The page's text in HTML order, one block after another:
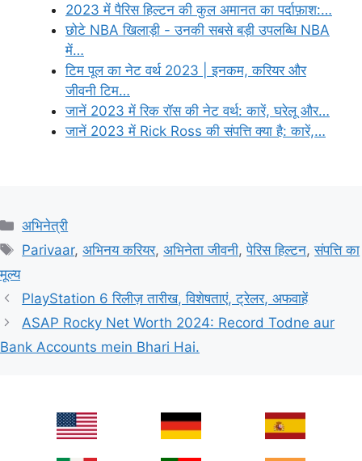
2023 में पैरिस हिल्टन की कुल अमानत का पर्दाफ़ाश:…
छोटे NBA खिलाड़ी - उनकी सबसे बड़ी उपलब्धि NBA
में…
टिम पूल का नेट वर्थ 2023 | इनकम, करियर और
जीवनी टिम…
जानें 2023 में रिक रॉस की नेट वर्थ: कारें, घरेलू और…
जानें 2023 में Rick Ross की संपत्ति क्या है: कारें,…
Categories
अभिनेत्री
Tags
Parivaar,अभिनय करियर,अभिनेता जीवनी,पेरिस हिल्टन,संपत्ति का
मूल्य
PlayStation 6 रिलीज़ तारीख, विशेषताएं, ट्रेलर, अफवाहें
ASAP Rocky Net Worth 2024: Record Todne aur
Bank Accounts mein Bhari Hai.